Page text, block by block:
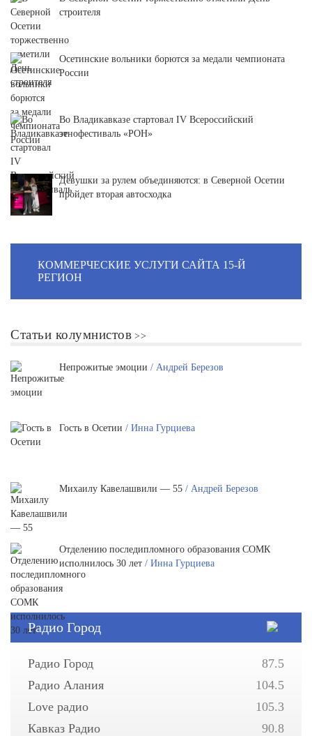
строителя
Осетинские вольники борются за медали чемпионата
России
Во Владикавказе стартовал IV Всероссийский
этнофестиваль «РОН»
Девушки за рулем объединяются: в Северной Осетии
пройдет вторая автосходка
КОММЕРЧЕСКИЕ УСЛУГИ САЙТА 15-Й
РЕГИОН
Статьи колумнистов
Непрожитые эмоции / Андрей Березов
Гость в Осетии / Инна Гурциева
Михаилу Кавелашвили — 55 / Андрей Березов
Отделению последипломного образования СОМК
исполнилось 30 лет / Инна Гурциева
Радио Город
Радио Город
87.5
Радио Алания
104.5
Love радио
105.3
Кавказ Радио
90.8